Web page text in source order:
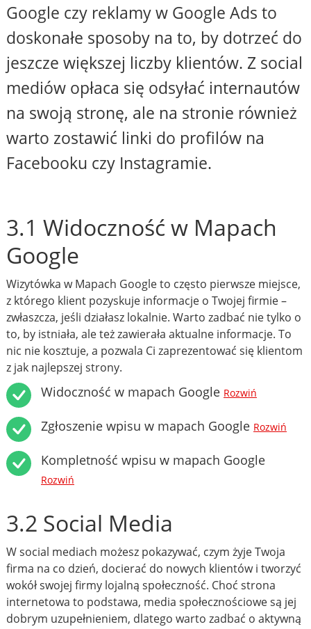
Google czy reklamy w Google Ads to
doskonałe sposoby na to, by dotrzeć do
jeszcze większej liczby klientów. Z social
mediów opłaca się odsyłać internautów
na swoją stronę, ale na stronie również
warto zostawić linki do profilów na
Facebooku czy Instagramie.
3.1 Widoczność w Mapach
Google
Wizytówka w Mapach Google to często pierwsze miejsce,
z którego klient pozyskuje informacje o Twojej firmie –
zwłaszcza, jeśli działasz lokalnie. Warto zadbać nie tylko o
to, by istniała, ale też zawierała aktualne informacje. To
nic nie kosztuje, a pozwala Ci zaprezentować się klientom
z jak najlepszej strony.
Widoczność w mapach Google Rozwiń
Zgłoszenie wpisu w mapach Google Rozwiń
Kompletność wpisu w mapach Google
Rozwiń
3.2 Social Media
W social mediach możesz pokazywać, czym żyje Twoja
firma na co dzień, docierać do nowych klientów i tworzyć
wokół swojej firmy lojalną społeczność. Choć strona
internetowa to podstawa, media społecznościowe są jej
dobrym uzupełnieniem, dlatego warto zadbać o aktywną